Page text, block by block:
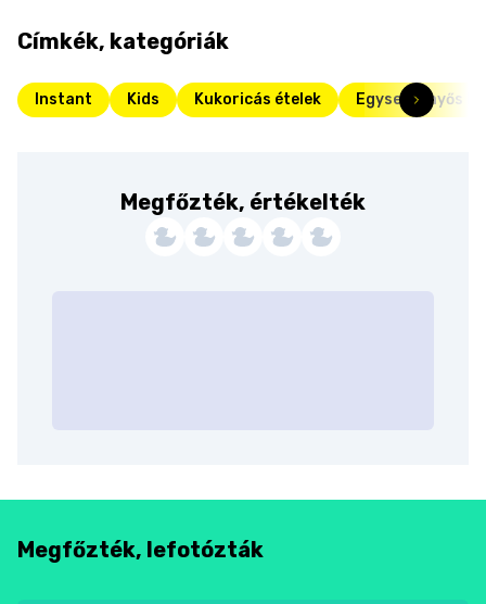
Címkék, kategóriák
Instant Kids Kukoricás ételek Egyserpenyős
Megfőzték, értékelték
Megfőzték, lefotózták